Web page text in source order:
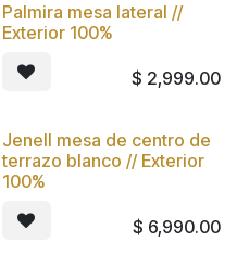
Palmira mesa lateral //
Exterior 100%
$ 2,999.00
Jenell mesa de centro de
terrazo blanco // Exterior
100%
$ 6,990.00